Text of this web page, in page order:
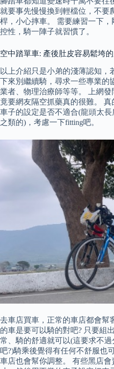
就要事先慢慢換到輕檔位，不要
桿，小心摔車。 需要練習一下
控性，騎一陣子就習慣了。
空中踏單車: 產後肚皮容易鬆垮的
以上介紹只是小弟的淺薄認知
下來別繼續騎，尋求一些專業的
業者、物理治療師等等。 上網
竟要網友隔空抓藥真的很難。
車子的設定是否不適合(龍頭太
之類的)，考慮一下fitting吧。
去車店買車，正常的車店都會幫
的車是要可以騎的對吧? 只要組
常、騎的舒適就可以(這要求不
吧?)騎乘後覺得有任何不舒服也
車店也會幫你調整。 有些黑店